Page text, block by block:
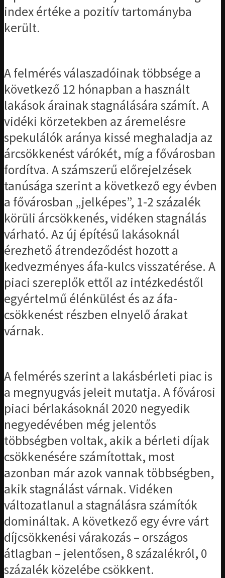
index értéke a pozitív tartományba
került.
A felmérés válaszadóinak többsége a
következő 12 hónapban a használt
lakások árainak stagnálására számít. A
vidéki körzetekben az áremelésre
spekulálók aránya kissé meghaladja az
árcsökkenést várókét, míg a fővárosban
fordítva. A számszerű előrejelzések
tanúsága szerint a következő egy évben
a fővárosban „jelképes”, 1-2 százalék
körüli árcsökkenés, vidéken stagnálás
várható. Az új építésű lakásoknál
érezhető átrendeződést hozott a
kedvezményes áfa-kulcs visszatérése. A
piaci szereplők ettől az intézkedéstől
egyértelmű élénkülést és az áfa-
csökkenést részben elnyelő árakat
várnak.
A felmérés szerint a lakásbérleti piac is
a megnyugvás jeleit mutatja. A fővárosi
piaci bérlakásoknál 2020 negyedik
negyedévében még jelentős
többségben voltak, akik a bérleti díjak
csökkenésére számítottak, most
azonban már azok vannak többségben,
akik stagnálást várnak. Vidéken
változatlanul a stagnálásra számítók
domináltak. A következő egy évre várt
díjcsökkenési várakozás – országos
átlagban – jelentősen, 8 százalékról, 0
százalék közelébe csökkent.